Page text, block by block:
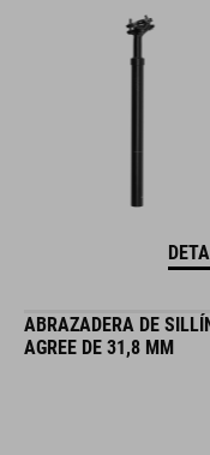
ABRAZADERA DE
AGREE DE 31,8 MM